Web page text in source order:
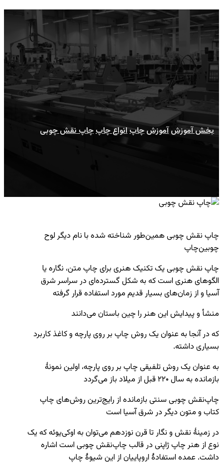
چاپ نقش چوبی
بخش آموزش آموزش چاپانواع چاپچاپ نقش چوبی
چاپ‌ نقش چوبی همین‌طور شناخته شده با نام دیگر لوح
چوبین‌چاپ
چاپ‌ نقش چوبی یک تکنیک هنری برای چاپ متن، نگاره یا
الگوهای هنری است که به شکل گسترده‌ای در سراسر شرق
آسیا و از زمان‌های بسیار قدیم مورد استفاده قرار گرفته
منشأ و پیدایش این هنر را چین باستان می‌دانند
که در آنجا به عنوان یک روش چاپ بر روی پارچه و کاغذ کاربرد
بسیاری داشته.
به عنوان یک روش تلفیقی چاپ بر روی پارچه، اولین نمونهٔ
بازمانده به سال ۲۲۰ قبل از میلاد باز می‌گردد
چاپ‌نقش چوبی سنتی بازمانده از رایج‌ترین روش‌های چاپ
کتاب و متون دیگر در شرق آسیا است
در زمینهٔ نقش و نگار تا قرن نوزدهم می‌توان به اوکی‌یوئه که یک
نوع از هنر چاپ ژاپنی در قالب چاپ‌نقش چوبی است اشاره
داشت. عمده استفادهٔ اروپاییان از این شیوهٔ چاپ